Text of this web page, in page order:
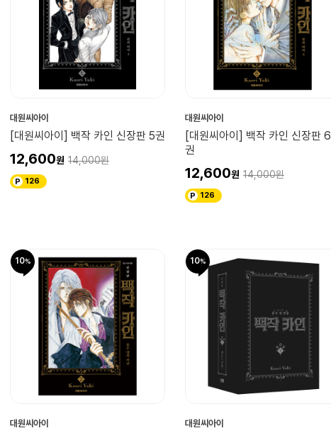
대원씨아이
[대원씨아이] 백작 카인 신장판 5권
12,600 14,000
126
대원씨아이
[대원씨아이] 백작 카인 신장판 6
권
12,600 14,000
126
10
대원씨아이
10
대원씨아이